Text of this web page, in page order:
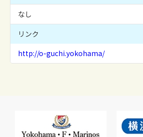
なし
リンク
http://o-guchi.yokohama/